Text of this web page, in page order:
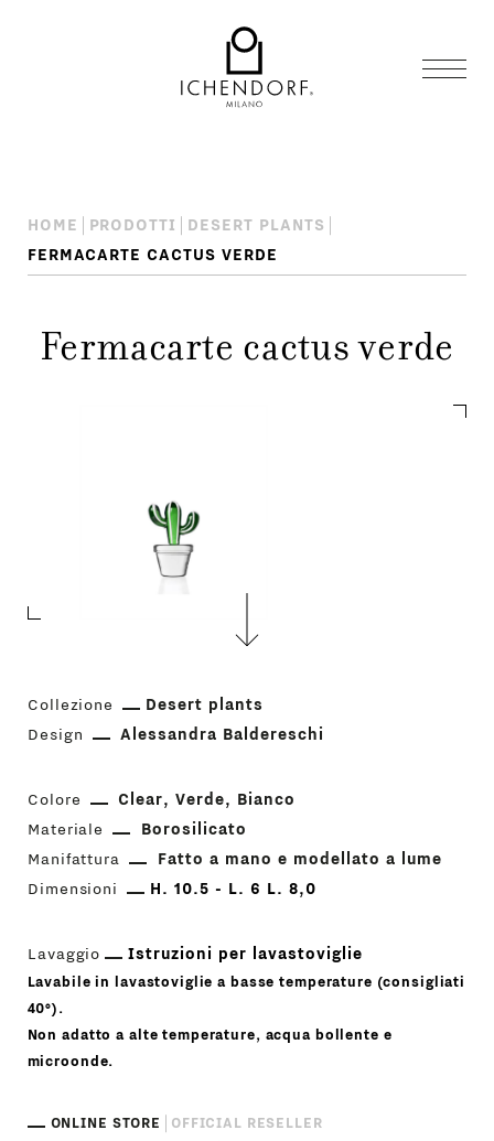
HOME PRODOTTI
DESERT PLANTS
FERMACARTE CACTUS VERDE
Fermacarte cactus verde
Collezione
Desert plants
Design
Alessandra Baldereschi
Colore Clear Verde
Bianco
Materiale
Borosilicato
Manifattura
Fatto a mano e modellato a lume
Dimensioni
H. 10.5 - L. 6 L. 8,0
Lavaggio Istruzioni per lavastoviglie
Lavabile in lavastoviglie a basse temperature (consigliati
40°).
Non adatto a alte temperature, acqua bollente e
microonde.
ONLINE STORE
OFFICIAL RESELLER